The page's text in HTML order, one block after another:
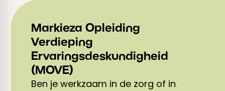
Markieza Opleiding
Verdieping
Ervaringsdeskundigheid
(MOVE)
Ben je werkzaam in de zorg of in